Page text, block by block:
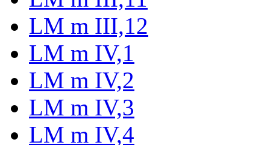
LM m III,12
LM m IV,1
LM m IV,2
LM m IV,3
LM m IV,4